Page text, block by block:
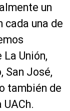
un
cada una de
Unión,
San José,
también de